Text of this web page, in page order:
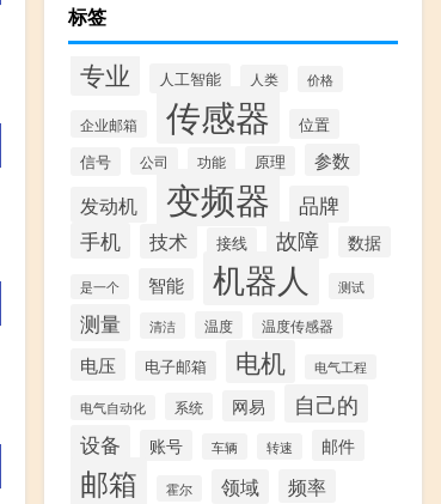
标签
专业 人工智能 人类 价格
企业邮箱 传感器 位置
信号 公司 功能 原理 参数
发动机 变频器 品牌
手机 技术 接线 故障 数据
是一个 智能 机器人 测试
测量 清洁 温度 温度传感器
电压 电子邮箱 电机 电气工程
电气自动化 系统 网易 自己的
设备 账号 车辆 转速 邮件
邮箱 霍尔 领域 频率